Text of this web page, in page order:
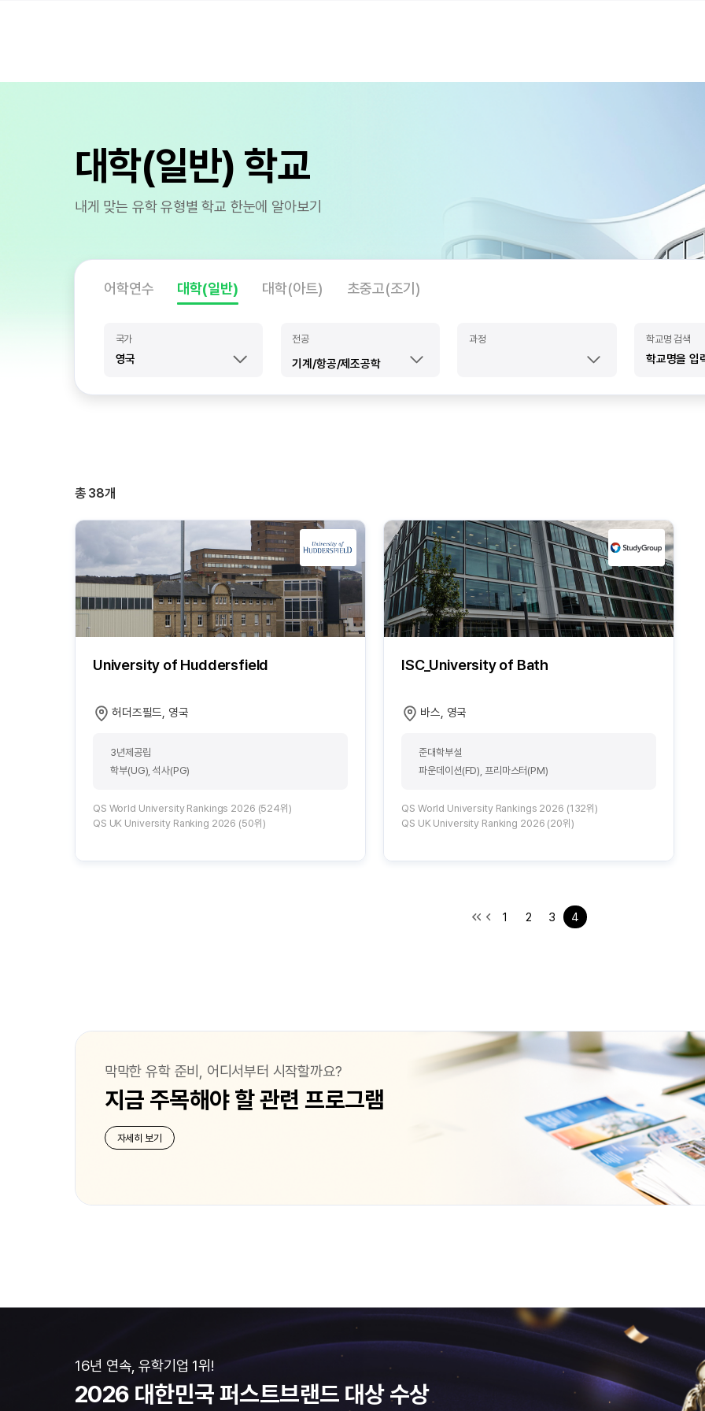
대학(일반) 학교
내게 맞는 유학 유형별 학교 한눈에 알아보기
어학연수 대학(일반) 대학(아트) 초중고(조기)
국가
영국
전공
기계/항공/제조공학
과정 학교명 검색
총 38개
University of Huddersfield
허더즈필드, 영국
3년제공립
학부(UG), 석사(PG)
QS World University Rankings 2026 (524위)
QS UK University Ranking 2026 (50위)
ISC_University of Bath
바스, 영국
준대학부설
파운데이션(FD), 프리마스터(PM)
QS World University Rankings 2026 (132위)
QS UK University Ranking 2026 (20위)
1 2 3 4
막막한 유학 준비, 어디서부터 시작할까요?
지금 주목해야 할 관련 프로그램
자세히 보기
16년 연속, 유학기업 1위!
2026 대한민국 퍼스트브랜드 대상 수상